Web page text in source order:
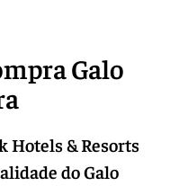
Galo
Hotels & Resorts
do Galo